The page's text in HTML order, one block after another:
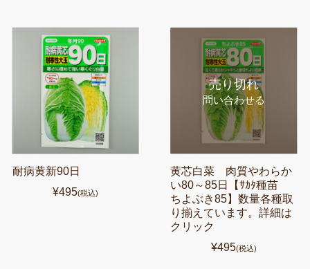
耐病黄新90日
¥495(税込)
売り切れ
問い合わせる
黄芯白菜 肉質やわらか
い80～85日【ｻｶﾀ種苗
ちよぶき85】数量各種取
り揃えています。詳細は
クリック
¥495(税込)